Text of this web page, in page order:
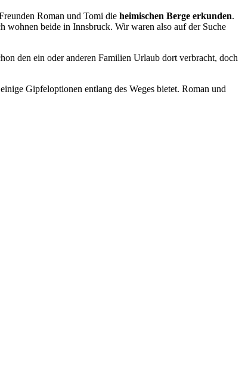
Roman und Tomi die heimischen Berge erkunden.
wohnen beide in Innsbruck. Wir waren also auf der Suche
den ein oder anderen Familien Urlaub dort verbracht, doch
Gipfeloptionen entlang des Weges bietet. Roman und